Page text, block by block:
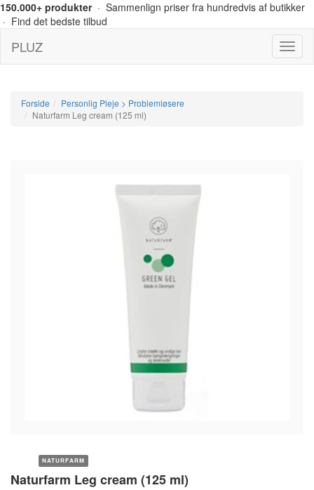
150.000+ produkter· Sammenlign priser fra hundredvis af butikker
· Find det bedste tilbud
Menu
PLUZ
Forside
Personlig Pleje > Problemløsere
Naturfarm Leg cream (125 ml)
NATURFARM
Naturfarm Leg cream (125 ml)